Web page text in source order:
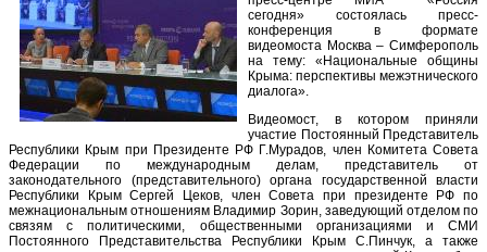
сегодня» состоялась пресс-
конференция в формате
видеомоста Москва – Симферополь
на тему: «Национальные общины
Крыма: перспективы межэтнического
диалога».
Видеомост, в котором приняли
участие Постоянный Представитель
Республики Крым при Президенте РФ Г.Мурадов, член Комитета Совета
Федерации по международным делам, представитель от
законодательного (представительного) органа государственной власти
Республики Крым Сергей Цеков, член Совета при президенте РФ по
межнациональным отношениям Владимир Зорин, заведующий отделом по
связям с политическими, общественными организациями и СМИ
Постоянного Представительства Республики Крым С.Пинчук, а также